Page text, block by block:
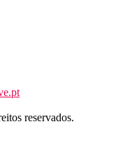
reservados.